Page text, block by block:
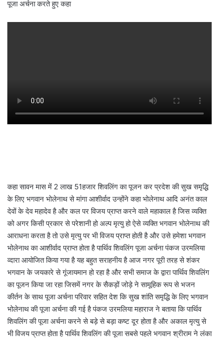
पूजा अर्चना करते हुए कहा
कहा सावन मास में 2 लाख 51हजार शिवलिंग का पूजन कर प्रदेश की सुख समृद्धि
के लिए भगवान भोलेनाथ से मांगा आशीर्वाद उन्होंने कहा भोलेनाथ आदि अनंत काल
देवों के देव महादेव है और कल पर विजय प्राप्त करने वाले महाकाल है जिस व्यक्ति
को अगर किसी प्रकार से परेशानी हो अल्प मृत्यु हो ऐसे व्यक्ति भगवान भोलेनाथ की
आराधना करता है तो उसे मृत्यु पर भी विजय प्राप्त होती है और उसे हमेशा भगवान
भोलेनाथ का आशीर्वाद प्राप्त होता है पार्थिव शिवलिंग पूजा अर्चना पंकज उरमलिया
व्दारा आयोजित किया गया है यह बहुत सराहनीय है आज नगर पूरी तरह से शंकर
भगवान के जयकारे से गूंजायमान हो रहा है और सभी समाज के द्वारा पार्थिव शिवलिंग
का पूजन किया जा रहा जिसमें नगर के सैकड़ों जोड़े ने सामूहिक रूप से भजन
कीर्तन के साथ पूजा अर्चना परिवार सहित देश कि सुख शांति समृद्धि के लिए भगवान
भोलेनाथ की पूजा अर्चना की गई है पंकज उरमलिया महाराज ने बताया कि पार्थिव
शिवलिंग की पूजा अर्चना करने से बड़े से बड़ा कष्ट दूर होता है और अकाल मृत्यु से
भी विजय प्राप्त होता है पार्थिव शिवलिंग की पूजा सबसे पहले भगवान श्रीराम ने लंका